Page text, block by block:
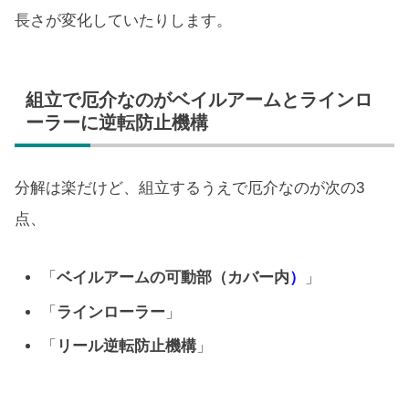
長さが変化していたりします。
組立で厄介なのがベイルアームとラインロ
ーラーに逆転防止機構
分解は楽だけど、組立するうえで厄介なのが次の3
点、
「ベイルアームの可動部（カバー内）
」
「 ラインローラー 」
「 リール逆転防止機構 」